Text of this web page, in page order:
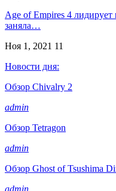
Age of Empires 4
заняла…
Ноя 1, 2021 11
Новости дня:
Обзор Chivalry 2
admin
Обзор Tetragon
admin
Обзор Ghost of Tsushima
admin